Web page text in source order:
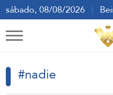
sábado, 08/08/2026
ع
#nadie